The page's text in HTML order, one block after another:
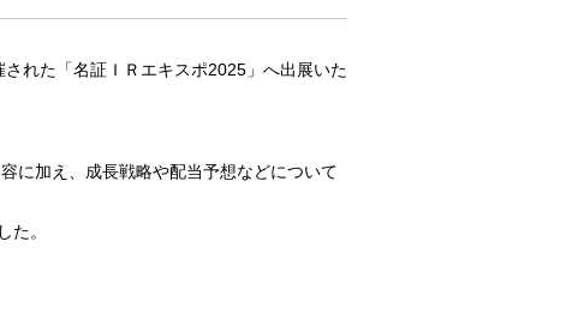
れた「名証ＩＲエキスポ2025」へ出展いた
に加え、成長戦略や配当予想などについて
た。